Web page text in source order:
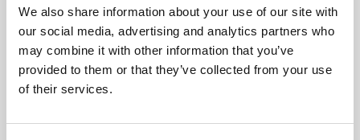
We also share information about your use of our site with
our social media, advertising and analytics partners who
may combine it with other information that you’ve
provided to them or that they’ve collected from your use
of their services.